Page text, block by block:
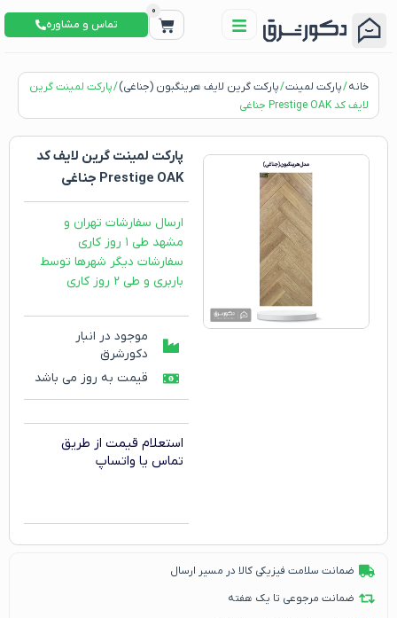
0
تماس و مشاوره
خانه/پارکت لمینت/پارکت گرین لایف هرینگبون (جناغی)/ پارکت لمینت گرین
لایف کد Prestige OAK جناغی
پارکت لمینت گرین لایف کد
Prestige OAK جناغی
ارسال سفارشات تهران و
مشهد طی ۱ روز کاری
سفارشات دیگر شهرها توسط
باربری و طی ۲ روز کاری
موجود در انبار
دکورشرق
قیمت به روز می باشد
استعلام قیمت از طریق
تماس یا واتساپ
ضمانت سلامت فیزیکی کالا در مسیر ارسال
ضمانت مرجوعی تا یک هفته